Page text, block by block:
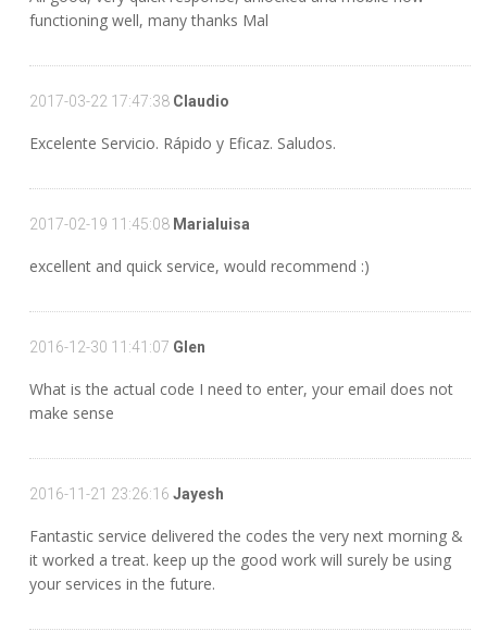
functioning well, many thanks Mal
2017-03-22 17:47:38 Claudio
Excelente Servicio. Rápido y Eficaz. Saludos.
2017-02-19 11:45:08 Marialuisa
excellent and quick service, would recommend :)
2016-12-30 11:41:07 Glen
What is the actual code I need to enter, your email does not
make sense
2016-11-21 23:26:16 Jayesh
Fantastic service delivered the codes the very next morning &
it worked a treat. keep up the good work will surely be using
your services in the future.